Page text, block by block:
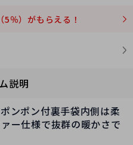
％）がもらえる！
説明
ンポン付裏手袋内側は柔
ー仕様で抜群の暖かさで